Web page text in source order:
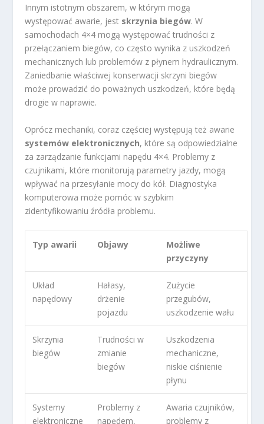
Innym istotnym obszarem, w którym mogą
występować awarie, jest skrzynia biegów. W
samochodach 4×4 mogą występować trudności z
przełączaniem biegów, co często wynika z uszkodzeń
mechanicznych lub problemów z płynem hydraulicznym.
Zaniedbanie właściwej konserwacji skrzyni biegów
może prowadzić do poważnych uszkodzeń, które będą
drogie w naprawie.
Oprócz mechaniki, coraz częściej występują też awarie
systemów elektronicznych, które są odpowiedzialne
za zarządzanie funkcjami napędu 4×4. Problemy z
czujnikami, które monitorują parametry jazdy, mogą
wpływać na przesyłanie mocy do kół. Diagnostyka
komputerowa może pomóc w szybkim
zidentyfikowaniu źródła problemu.
Typ awarii Objawy
Możliwe
przyczyny
Układ
napędowy
Hałasy,
drżenie
pojazdu
Zużycie
przegubów,
uszkodzenie wału
Skrzynia
biegów
Trudności w
zmianie
biegów
Uszkodzenia
mechaniczne,
niskie ciśnienie
płynu
Systemy
elektroniczne
Problemy z
napędem,
Awaria czujników,
problemy z